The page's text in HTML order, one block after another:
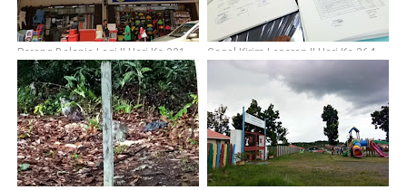
Perang Belanja Lagi || Hari Ke-331 Gagal Kirim Laporan || Hari Ke-364